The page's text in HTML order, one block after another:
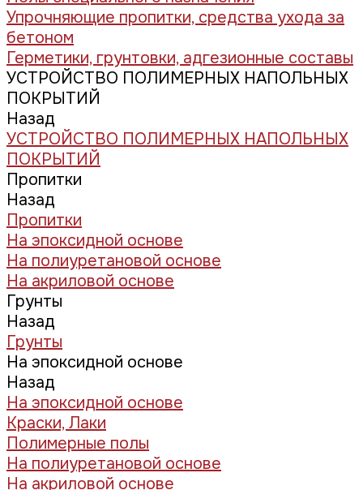
Упрочняющие пропитки, средства ухода за
бетоном
Герметики, грунтовки, адгезионные составы
УСТРОЙСТВО ПОЛИМЕРНЫХ НАПОЛЬНЫХ
ПОКРЫТИЙ
Назад
УСТРОЙСТВО ПОЛИМЕРНЫХ НАПОЛЬНЫХ
ПОКРЫТИЙ
Пропитки
Назад
Пропитки
На эпоксидной основе
На полиуретановой основе
На акриловой основе
Грунты
Назад
Грунты
На эпоксидной основе
Назад
На эпоксидной основе
Краски, Лаки
Полимерные полы
На полиуретановой основе
На акриловой основе